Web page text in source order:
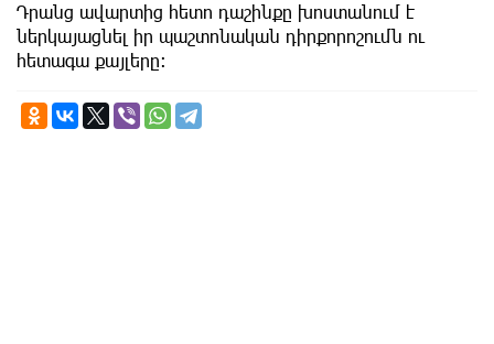
Դրանց ավարտից հետո դաշինքը խոստանում է
ներկայացնել իր պաշտոնական դիրքորոշումն ու
հետագա քայլերը։